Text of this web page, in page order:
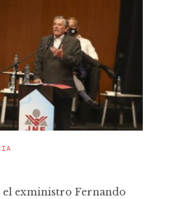
el exministro Fernando